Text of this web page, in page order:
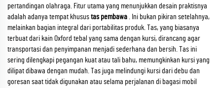
pertandingan olahraga. Fitur utama yang menunjukkan desain praktisnya
adalah adanya tempat khusustas pembawa
. Ini bukan pikiran setelahnya,
melainkan bagian integral dari portabilitas produk. Tas, yang biasanya
terbuat dari kain Oxford tebal yang sama dengan kursi, dirancang agar
transportasi dan penyimpanan menjadi sederhana dan bersih. Tas ini
sering dilengkapi pegangan kuat atau tali bahu, memungkinkan kursi yang
dilipat dibawa dengan mudah. Tas juga melindungi kursi dari debu dan
goresan saat tidak digunakan atau selama perjalanan di bagasi mobil